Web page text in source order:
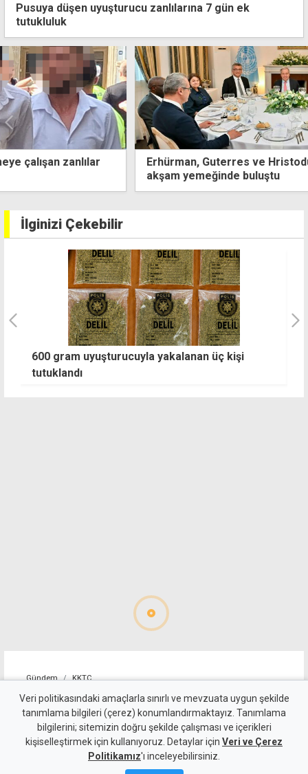
Pusuya düşen uyuşturucu zanlılarına 7 gün ek
tutukluluk
Erhürman, Guterres ve Hristodulidis ara bölgede
akşam yemeğinde buluştu
İlginizi Çekebilir
600 gram uyuşturucuyla yakalanan üç kişi
tutuklandı
Gündem KKTC
Gönyeli'de Kandilli Sokak’a
kapsamlı dönüşüm
9 Ağustos 2026
Veri politikasındaki amaçlarla sınırlı ve mevzuata uygun şekilde
tanımlama bilgileri (çerez) konumlandırmaktayız. Tanımlama
bilgilerini; sitemizin doğru şekilde çalışması ve içerikleri
kişiselleştirmek için kullanıyoruz. Detaylar için Veri ve Çerez
Politikamız'ı inceleyebilirsiniz.